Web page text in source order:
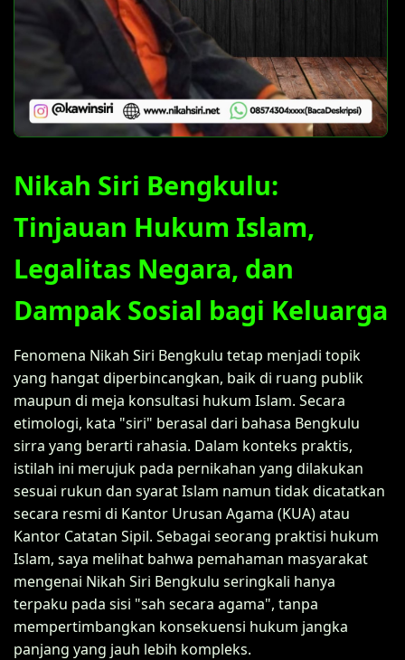
Nikah Siri Bengkulu:
Tinjauan Hukum Islam,
Legalitas Negara, dan
Dampak Sosial bagi Keluarga
Fenomena Nikah Siri Bengkulu tetap menjadi topik
yang hangat diperbincangkan, baik di ruang publik
maupun di meja konsultasi hukum Islam. Secara
etimologi, kata "siri" berasal dari bahasa Bengkulu
sirra yang berarti rahasia. Dalam konteks praktis,
istilah ini merujuk pada pernikahan yang dilakukan
sesuai rukun dan syarat Islam namun tidak dicatatkan
secara resmi di Kantor Urusan Agama (KUA) atau
Kantor Catatan Sipil. Sebagai seorang praktisi hukum
Islam, saya melihat bahwa pemahaman masyarakat
mengenai Nikah Siri Bengkulu seringkali hanya
terpaku pada sisi "sah secara agama", tanpa
mempertimbangkan konsekuensi hukum jangka
panjang yang jauh lebih kompleks.